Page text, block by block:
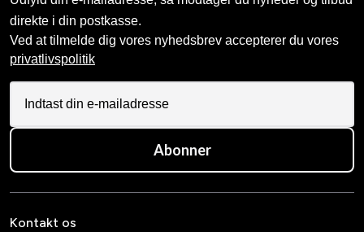
direkte i din postkasse.
Ved at tilmelde dig vores nyhedsbrev accepterer du vores
privatlivspolitik
Abonner
Kontakt os